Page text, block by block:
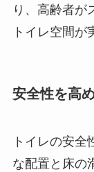
り、高齢者が
トイレ空間が
安全性を高
トイレの安全
な配置と床の